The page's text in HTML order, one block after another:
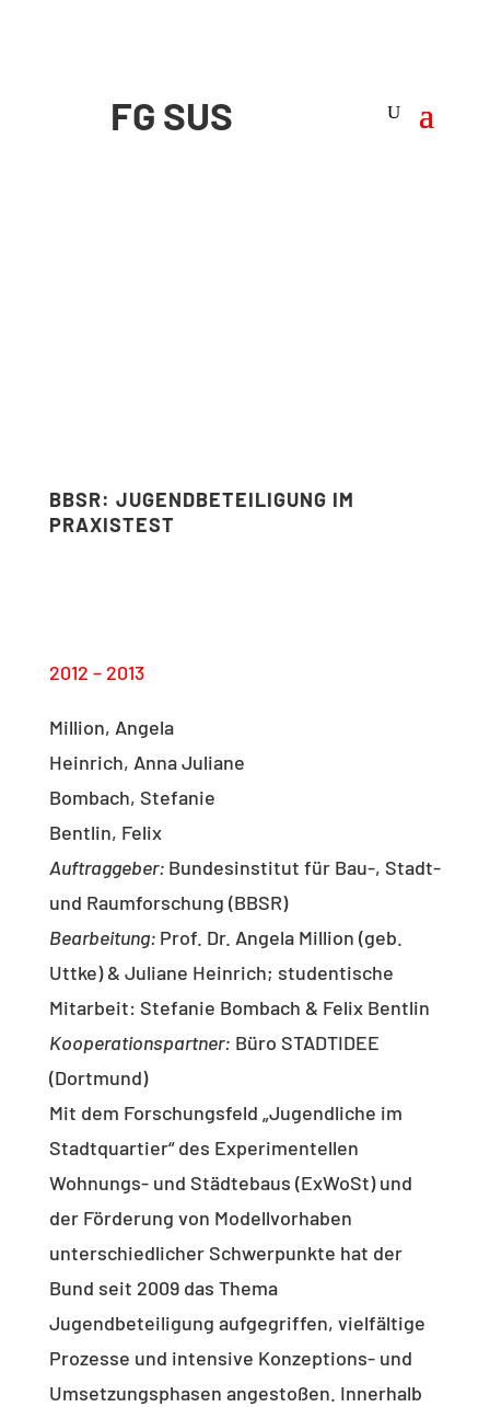
BBSR: JUGENDBETEILIGUNG IM
PRAXISTEST
2012 – 2013
Million, Angela
Heinrich, Anna Juliane
Bombach, Stefanie
Bentlin, Felix
Auftraggeber: Bundesinstitut für Bau-, Stadt-
und Raumforschung (BBSR)
Bearbeitung: Prof. Dr. Angela Million (geb.
Uttke) & Juliane Heinrich; studentische
Mitarbeit: Stefanie Bombach & Felix Bentlin
Kooperationspartner: Büro STADTIDEE
(Dortmund)
Mit dem Forschungsfeld „Jugendliche im
Stadtquartier“ des Experimentellen
Wohnungs- und Städtebaus (ExWoSt) und
der Förderung von Modellvorhaben
unterschiedlicher Schwerpunkte hat der
Bund seit 2009 das Thema
Jugendbeteiligung aufgegriffen, vielfältige
Prozesse und intensive Konzeptions- und
Umsetzungsphasen angestoßen. Innerhalb